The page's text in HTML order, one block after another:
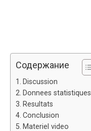
Содержание
Discussion
Donnees statistiques
Resultats
Conclusion
Materiel video